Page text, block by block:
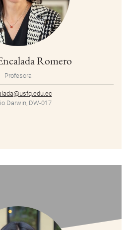
Romero
Profesora
Darwin, DW-017